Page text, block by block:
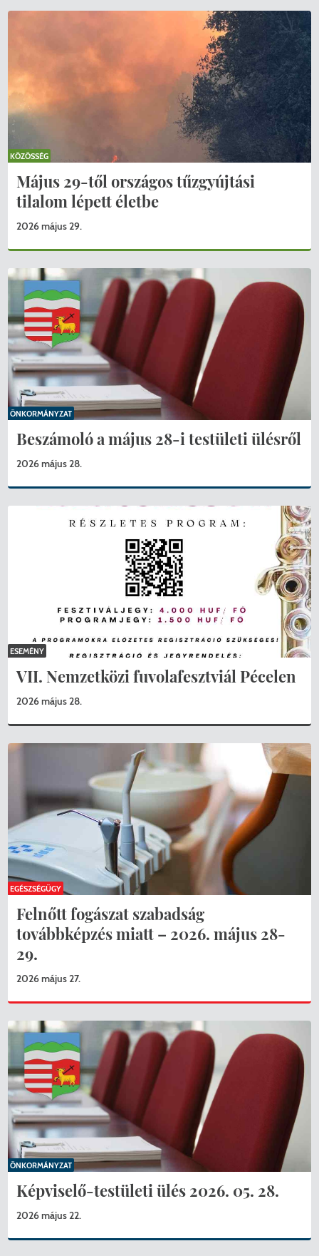
Május 29-től országos tűzgyújtási
tilalom lépett életbe
2026 május 29.
KÖZÖSSÉG
Beszámoló a május 28-i testületi ülésről
2026 május 28.
ÖNKORMÁNYZAT
VII. Nemzetközi fuvolafesztviál Pécelen
2026 május 28.
ESEMÉNY
Felnőtt fogászat szabadság
továbbképzés miatt – 2026. május 28-
29.
2026 május 27.
EGÉSZSÉGÜGY
Képviselő-testületi ülés 2026. 05. 28.
2026 május 22.
ÖNKORMÁNYZAT